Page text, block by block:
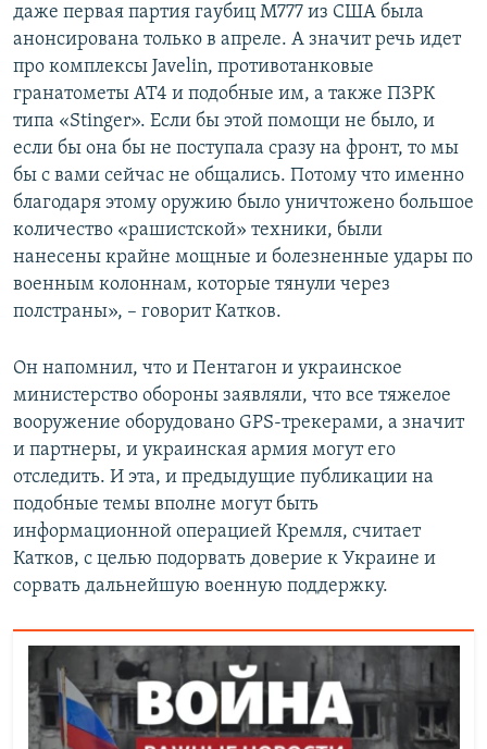
даже первая партия гаубиц М777 из США была
анонсирована только в апреле. А значит речь идет
про комплексы Javelin, противотанковые
гранатометы AT4 и подобные им, а также ПЗРК
типа «Stinger». Если бы этой помощи не было, и
если бы она бы не поступала сразу на фронт, то мы
бы с вами сейчас не общались. Потому что именно
благодаря этому оружию было уничтожено большое
количество «рашистской» техники, были
нанесены крайне мощные и болезненные удары по
военным колоннам, которые тянули через
полстраны», – говорит Катков.
Он напомнил, что и Пентагон и украинское
министерство обороны заявляли, что все тяжелое
вооружение оборудовано GPS-трекерами, а значит
и партнеры, и украинская армия могут его
отследить. И эта, и предыдущие публикации на
подобные темы вполне могут быть
информационной операцией Кремля, считает
Катков, с целью подорвать доверие к Украине и
сорвать дальнейшую военную поддержку.